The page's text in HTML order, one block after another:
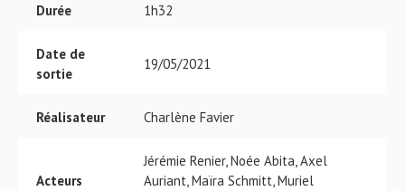
Durée 1h32
Date de
sortie
19/05/2021
Réalisateur Charlène Favier
Acteurs
Jérémie Renier, Noée Abita, Axel
Auriant, Maïra Schmitt, Muriel